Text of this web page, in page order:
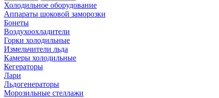
Холодильное оборудование
Аппараты шоковой заморозки
Бонеты
Воздухоохладители
Горки холодильные
Измельчители льда
Камеры холодильные
Кегераторы
Лари
Льдогенераторы
Морозильные стеллажи